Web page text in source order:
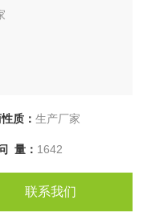
质： 生产厂家
量： 1642
联系我们